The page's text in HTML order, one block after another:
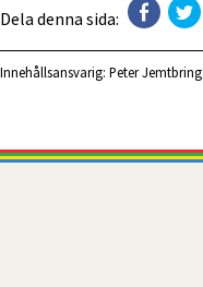
Dela denna sida:
Innehållsansvarig: Peter Jemtbring